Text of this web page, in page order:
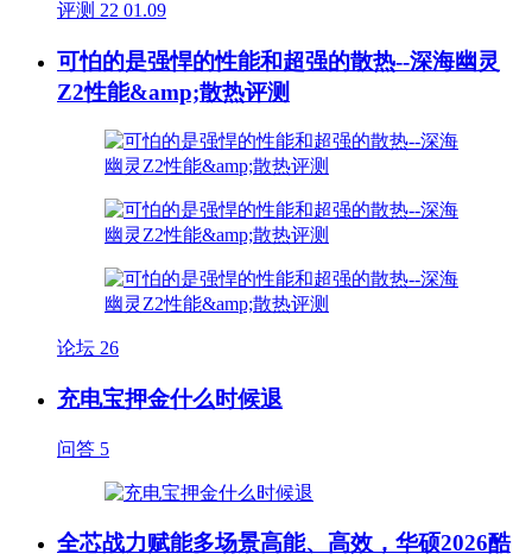
评测 22 01.09
可怕的是强悍的性能和超强的散热--深海幽灵
Z2性能&amp;散热评测
论坛 26
充电宝押金什么时候退
问答 5
全芯战力赋能多场景高能、高效，华硕2026酷